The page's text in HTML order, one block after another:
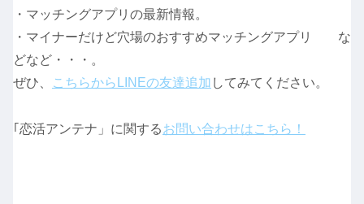
・マッチングアプリの最新情報。
・マイナーだけど穴場のおすすめマッチングアプリ な
どなど・・・。
ぜひ、
こちらからLINEの友達追加 してみてください。
｢恋活アンテナ」に関するお問い合わせはこちら！